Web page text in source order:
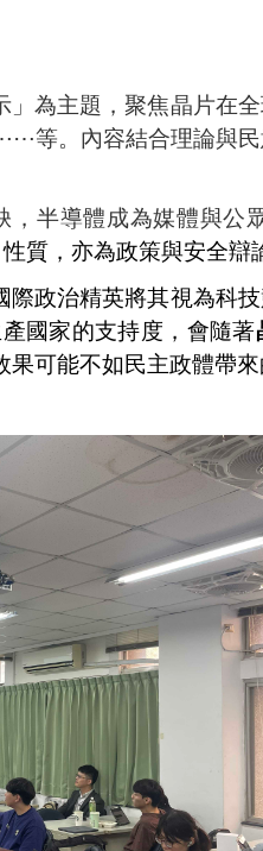
為主題，聚焦晶片在
等。內容結合理論與
半導體成為媒體與公
質，亦為政策與安全辯
政治精英將其視為科技
國家的支持度，會隨著
可能不如民主政體帶來